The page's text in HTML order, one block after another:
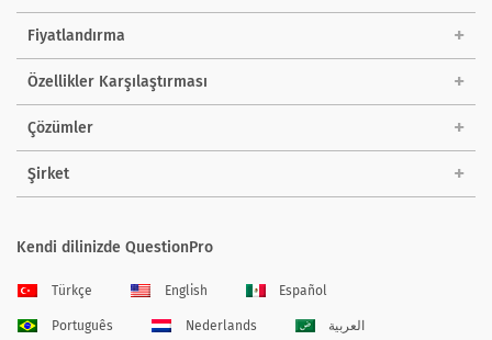
Fiyatlandırma
Özellikler Karşılaştırması
Çözümler
Şirket
Kendi dilinizde QuestionPro
Türkçe English Español
Português Nederlands العربية